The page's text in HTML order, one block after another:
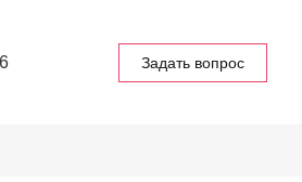
Задать вопрос